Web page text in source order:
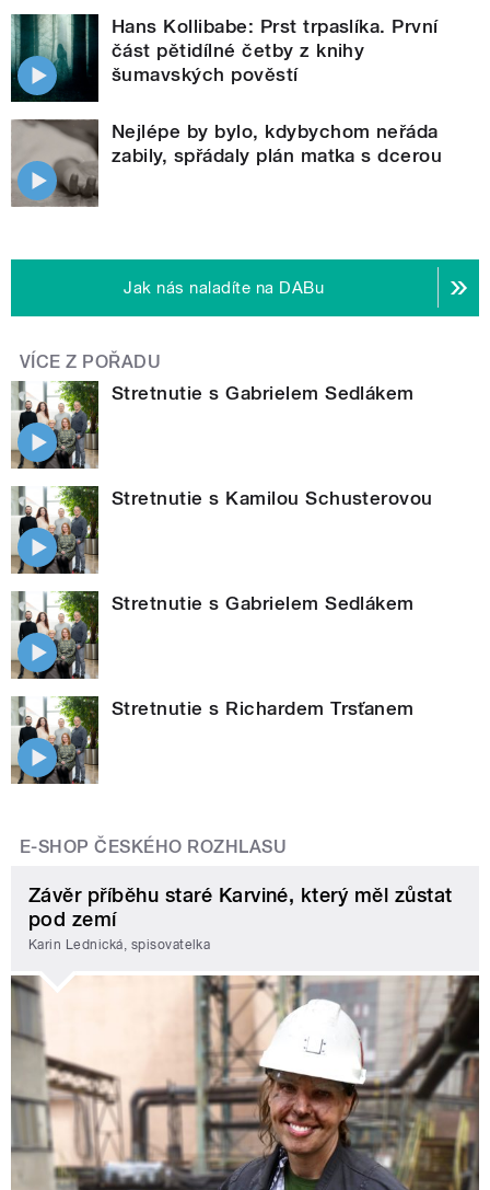
Hans Kollibabe: Prst trpaslíka. První
část pětidílné četby z knihy
šumavských pověstí
Nejlépe by bylo, kdybychom neřáda
zabily, spřádaly plán matka s dcerou
Jak nás naladíte na DABu
VÍCE Z POŘADU
Stretnutie s Gabrielem Sedlákem
Stretnutie s Kamilou Schusterovou
Stretnutie s Gabrielem Sedlákem
Stretnutie s Richardem Trsťanem
E-SHOP ČESKÉHO ROZHLASU
Závěr příběhu staré Karviné, který měl zůstat
pod zemí
Karin Lednická, spisovatelka